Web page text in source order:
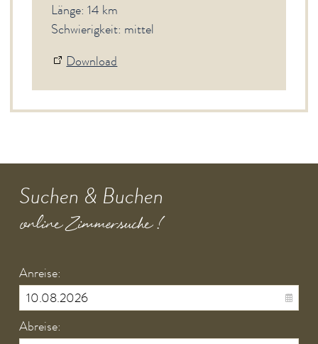
Länge: 14 km
Schwierigkeit: mittel
Download
Suchen & Buchen
online Zimmersuche !
Anreise:
Abreise: